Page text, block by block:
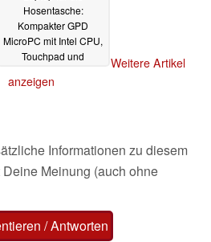
Hosentasche:
Kompakter GPD
MicroPC mit Intel CPU,
Touchpad und
Euro im Angebot (Ad)
Weitere Artikel
anzeigen
Informationen zu diesem
Meinung (auch ohne
/ Antworten